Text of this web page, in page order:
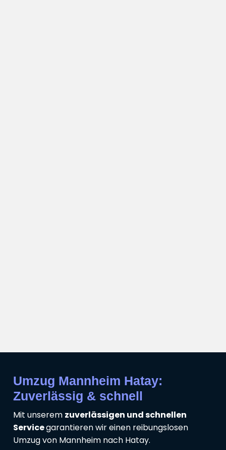
Umzug Mannheim Hatay:
Zuverlässig & schnell
Mit unserem zuverlässigen und schnellen
Servicegarantieren wir einen reibungslosen
Umzug von Mannheim nach Hatay.